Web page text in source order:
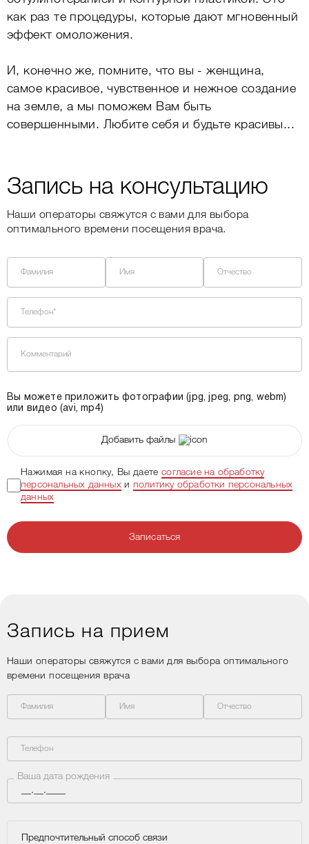
как раз те процедуры, которые дают мгновенный
эффект омоложения.
И, конечно же, помните, что вы - женщина,
самое красивое, чувственное и нежное создание
на земле, а мы поможем Вам быть
совершенными. Любите себя и будьте красивы...
Запись на консультацию
Наши операторы свяжутся с вами для выбора
оптимального времени посещения врача.
Фамилия Имя Отчество
Телефон*
Комментарий
Вы можете приложить фотографии (jpg, jpeg, png, webm)
или видео (avi, mp4)
Добавить файлы
Нажимая на кнопку, Вы даетесогласие на обработку
персональных данныхиполитику обработки персональных
данных
Записаться
Запись на прием
Наши операторы свяжутся с вами для выбора оптимального
времени посещения врача
Фамилия Имя Отчество
Телефон
Ваша дата рождения
Предпочтительный способ связи